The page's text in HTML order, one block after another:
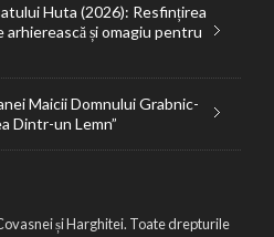
Huta (2026): Resfințirea
și omagiu pentru
Maicii Domnului Grabnic-
Dintr-un Lemn”
și Harghitei. Toate drepturile